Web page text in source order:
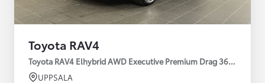
Toyota RAV4
Toyota RAV4 Elhybrid AWD Executive Premium Drag 360-kamera
UPPSALA